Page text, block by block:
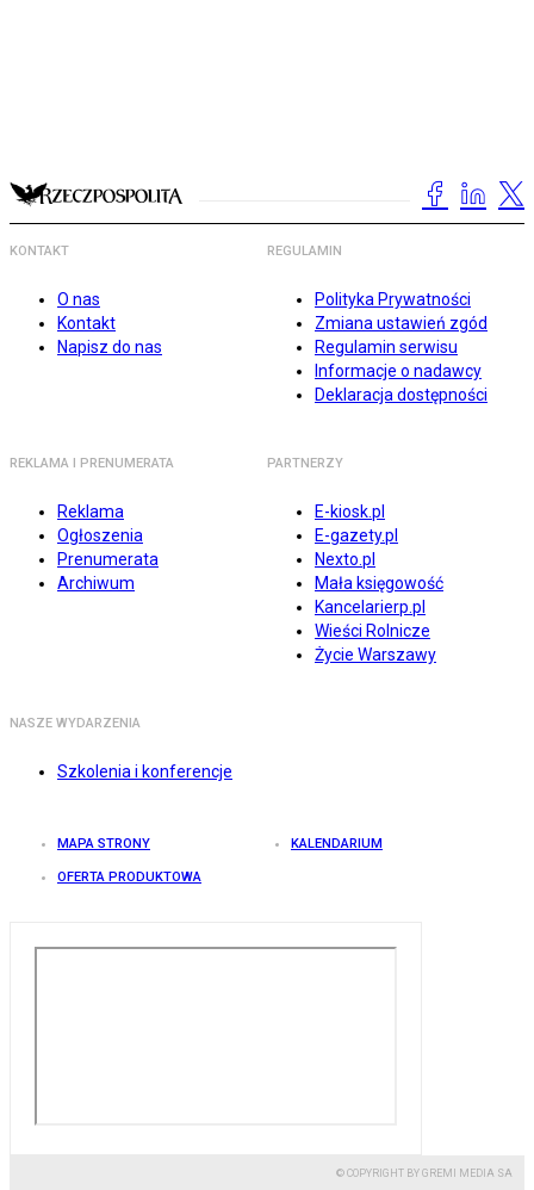
KONTAKT
O nas
Kontakt
Napisz do nas
REGULAMIN
Polityka Prywatności
Zmiana ustawień zgód
Regulamin serwisu
Informacje o nadawcy
Deklaracja dostępności
REKLAMA I PRENUMERATA
Reklama
Ogłoszenia
Prenumerata
Archiwum
PARTNERZY
E-kiosk.pl
E-gazety.pl
Nexto.pl
Mała księgowość
Kancelarierp.pl
Wieści Rolnicze
Życie Warszawy
NASZE WYDARZENIA
Szkolenia i konferencje
MAPA STRONY KALENDARIUM
OFERTA PRODUKTOWA
© COPYRIGHT BY GREMI MEDIA SA